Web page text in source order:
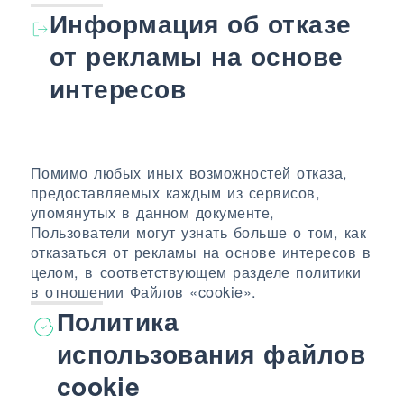
Информация об отказе
от рекламы на основе
интересов
Помимо любых иных возможностей отказа,
предоставляемых каждым из сервисов,
упомянутых в данном документе,
Пользователи могут узнать больше о том, как
отказаться от рекламы на основе интересов в
целом, в соответствующем разделе политики
в отношении Файлов «cookie».
Политика
использования файлов
cookie